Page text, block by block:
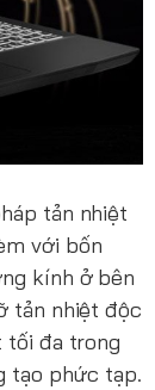
tản nhiệt
với bốn
kính ở bên
tản nhiệt độc
tối đa trong
tạo phức tạp.